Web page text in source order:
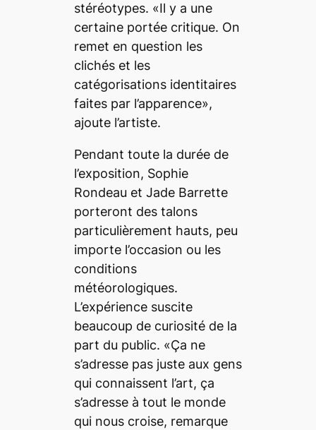
stéréotypes. «Il y a une
certaine portée critique. On
remet en question les
clichés et les
catégorisations identitaires
faites par l’apparence»,
ajoute l’artiste.
Pendant toute la durée de
l’exposition, Sophie
Rondeau et Jade Barrette
porteront des talons
particulièrement hauts, peu
importe l’occasion ou les
conditions
météorologiques.
L’expérience suscite
beaucoup de curiosité de la
part du public. «Ça ne
s’adresse pas juste aux gens
qui connaissent l’art, ça
s’adresse à tout le monde
qui nous croise, remarque